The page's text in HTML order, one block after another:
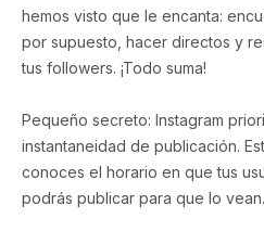
hemos visto que le encanta:
por supuesto, hacer directos y
tus followers. ¡Todo suma!
Pequeño secreto: Instagram
instantaneidad de publicación.
conoces el horario en que tus
podrás publicar para que lo vean.